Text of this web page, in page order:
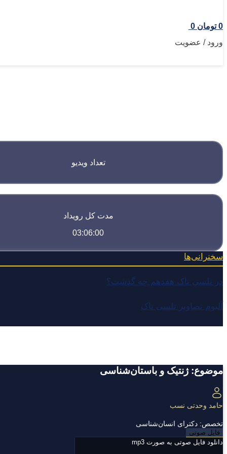
0 تومان 0
ورود / عضویت
تعداد ویدیو
مدت کل رویداد
03:06:00
سخنرانی‌ها
در تلسی تاک هفدهم چه گذشت؟
آلبوم تصاویر تلسی تاک
موضوع: ژنتیک و باستان‌شناسی
حامد وحدتی نسب
تخصص: دکترای انسان‌شناسی
فایل صوتی
دانلود فایل صوتی به صورت mp3